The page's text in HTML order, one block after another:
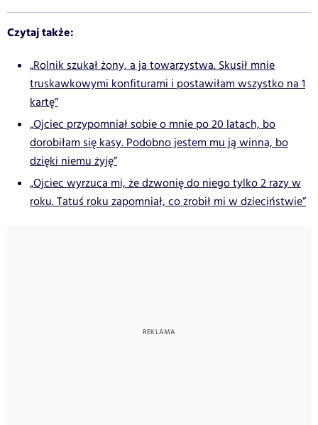
Czytaj także:
„Rolnik szukał żony, a ja towarzystwa. Skusił mnie
truskawkowymi konfiturami i postawiłam wszystko na 1
kartę”
„Ojciec przypomniał sobie o mnie po 20 latach, bo
dorobiłam się kasy. Podobno jestem mu ją winna, bo
dzięki niemu żyję”
„Ojciec wyrzuca mi, że dzwonię do niego tylko 2 razy w
roku. Tatuś roku zapomniał, co zrobił mi w dzieciństwie”